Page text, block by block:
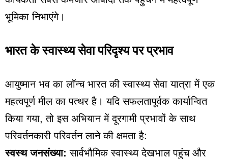
भूमिका निभाएंगे।
भारत के स्वास्थ्य सेवा परिदृश्य पर प्रभाव
आयुष्मान भव का लॉन्च भारत की स्वास्थ्य सेवा यात्रा में एक
महत्वपूर्ण मील का पत्थर है। यदि सफलतापूर्वक कार्यान्वित
किया गया, तो इस अभियान में दूरगामी प्रभावों के साथ
परिवर्तनकारी परिवर्तन लाने की क्षमता है:
स्वस्थ जनसंख्या: सार्वभौमिक स्वास्थ्य देखभाल पहुंच और